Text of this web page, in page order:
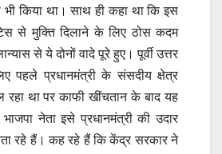
भी किया था। साथ ही कहा था कि इस
से मुक्ति दिलाने के लिए ठोस कदम
से ये दोनों वादे पूरे हुए। पूर्वी उत्तर
पहले प्रधानमंत्री के संसदीय क्षेत्र
रहा था पर काफी खींचतान के बाद यह
नेता इसे प्रधानमंत्री की उदार
रहे हैं। कह रहे हैं कि केंद्र सरकार ने